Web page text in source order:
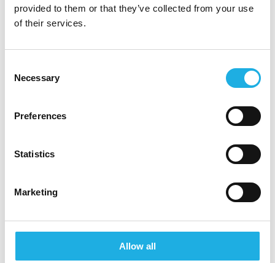
provided to them or that they’ve collected from your use
of their services.
Selection
Necessary
Preferences
Statistics
Marketing
Allow all
Mikäli kiinnostuit tehtävästä, lähetä
24.1. mennessä alla olevasta “Apply for
Groupin konsultti Christa Gylling 050 584
Compass Human Resources Group
on toiminut
organisaatio, jolla on toimipisteet Suomessa,
rekrytointi.